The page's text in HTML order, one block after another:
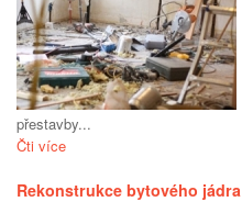
přestavby...
Čti více
Rekonstrukce bytového jádra